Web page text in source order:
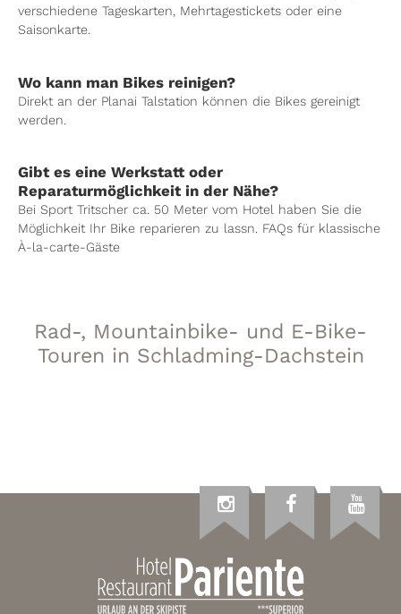
verschiedene Tageskarten, Mehrtagestickets oder eine
Saisonkarte.
Wo kann man Bikes reinigen?
Direkt an der Planai Talstation können die Bikes gereinigt
werden.
Gibt es eine Werkstatt oder
Reparaturmöglichkeit in der Nähe?
Bei Sport Tritscher ca. 50 Meter vom Hotel haben Sie die
Möglichkeit Ihr Bike reparieren zu lassn. FAQs für klassische
À-la-carte-Gäste
Rad-, Mountainbike- und E-Bike-
Touren in Schladming-Dachstein
n
a
g
a
e
b
o
o